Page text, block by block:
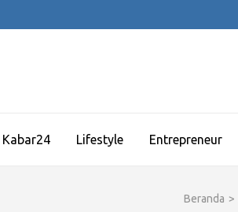
Kabar24 Lifestyle Entrepreneur
Beranda >